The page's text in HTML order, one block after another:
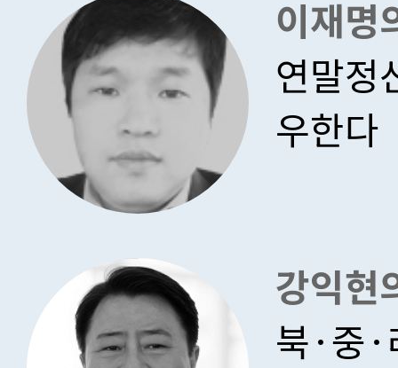
이재명
연말정
우한다
강익현
북·중